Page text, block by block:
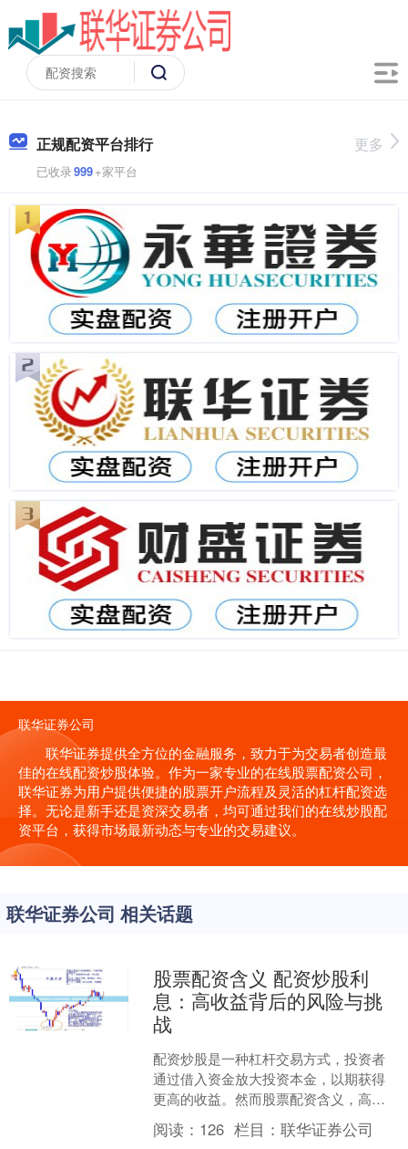
正规配资平台排行
已收录999+家平台
更多
联华证券公司
联华证券提供全方位的金融服务，致力于为交易者创造最
佳的在线配资炒股体验。作为一家专业的在线股票配资公司，
联华证券为用户提供便捷的股票开户流程及灵活的杠杆配资选
择。无论是新手还是资深交易者，均可通过我们的在线炒股配
资平台，获得市场最新动态与专业的交易建议。
联华证券公司 相关话题
股票配资含义 配资炒股利
息：高收益背后的风险与挑
战
配资炒股是一种杠杆交易方式，投资者
通过借入资金放大投资本金，以期获得
更高的收益。然而股票配资含义，高收
益的背后往往伴随着较高的风险和挑
战。 * **放大收益：*....
阅读： 126 栏目：联华证券公司